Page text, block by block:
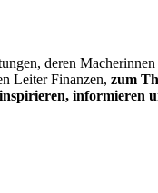
deren
Leiter Finanzen, zum
informieren